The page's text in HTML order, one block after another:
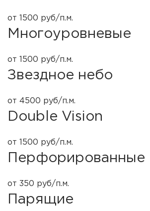
от 1500 руб/п.м.
Многоуровневые
от 1500 руб/п.м.
Звездное небо
от 4500 руб/п.м.
Double Vision
от 1500 руб/п.м.
Перфорированные
от 350 руб/п.м.
Парящие